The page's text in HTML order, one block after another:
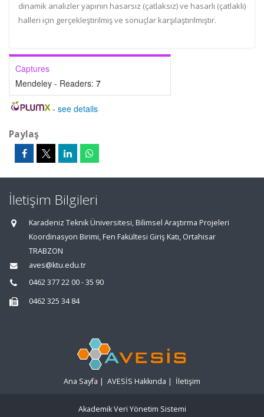
dinamik analizler yapının hasarsız (çatlaksız) ve hasarlı (çatlaklı)
halleri için gerçekleştirilmiş ve sonuçlar karşılaştırılmıştır.
Captures
Mendeley - Readers: 7
- see details
Paylaş
İletişim Bilgileri
Karadeniz Teknik Üniversitesi, Bilimsel Araştırma Projeleri
Koordinasyon Birimi, Fen Fakültesi Giriş Katı, Ortahisar
TRABZON
aves@ktu.edu.tr
0462 377 22 00 - 35 90
0462 325 34 84
Ana Sayfa | AVESİS Hakkında | İletişim
Akademik Veri Yönetim Sistemi